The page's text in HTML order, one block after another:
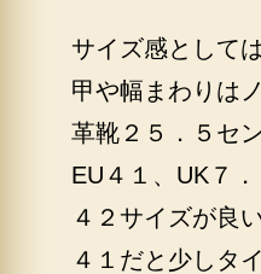
サイズ感としては
甲や幅まわりは
革靴２５．５セ
EU４１、UK７
４２サイズが良
４１だと少しタ